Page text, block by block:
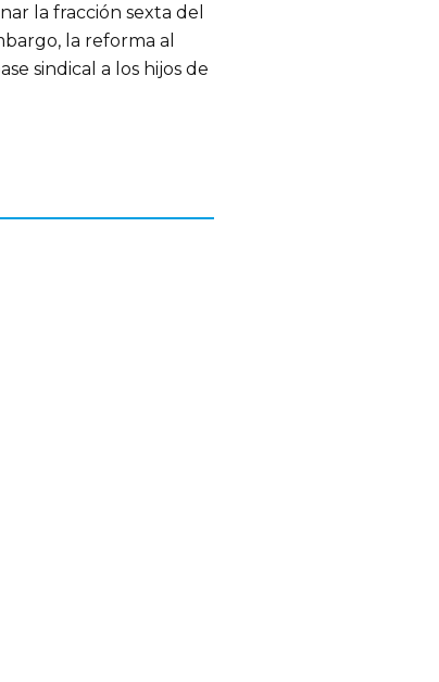
la fracción sexta del
la reforma al
sindical a los hijos de